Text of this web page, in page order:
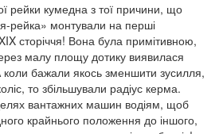
рейки кумедна з тої причини, що
рейка» монтували на перші
сторіччя! Вона була примітивною,
малу площу дотику виявилася
бажали якось зменшити зусилля,
то збільшували радіус керма.
вантажних машин водіям, щоб
крайнього положення до іншого,